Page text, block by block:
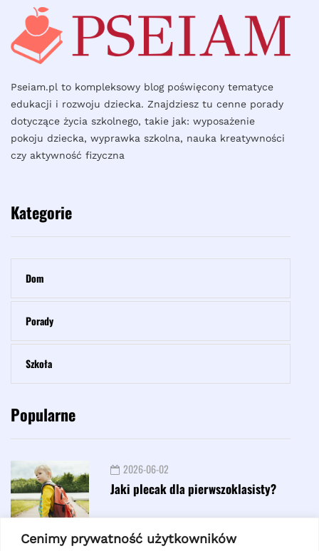
Cenimy prywatność użytkowników
Pseiam.pl to kompleksowy blog poświęcony tematyce
edukacji i rozwoju dziecka. Znajdziesz tu cenne porady
dotyczące życia szkolnego, takie jak: wyposażenie
pokoju dziecka, wyprawka szkolna, nauka kreatywności
czy aktywność fizyczna
Kategorie
Dom
Porady
Szkoła
Popularne
2026-06-02
Jaki plecak dla pierwszoklasisty?
2026-06-10